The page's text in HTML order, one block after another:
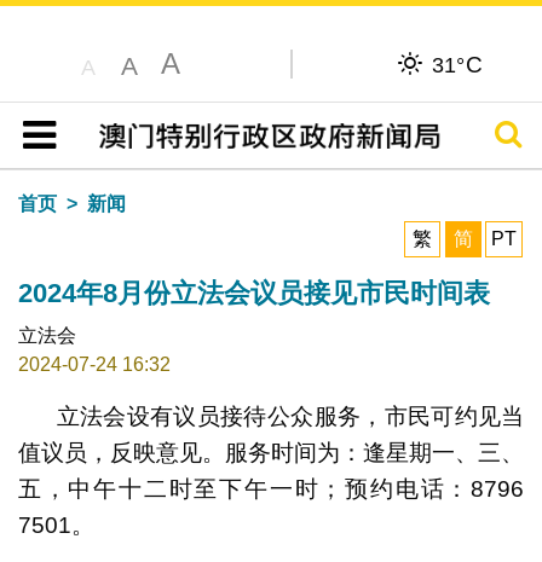
A A A 31°C
目录
搜寻
首页
新闻
繁
简 PT
2024年8月份立法会议员接见市民时间表
立法会
2024-07-24 16:32
立法会设有议员接待公众服务，市民可约见当
值议员，反映意见。服务时间为：逢星期一、三、
五，中午十二时至下午一时；预约电话：8796
7501。